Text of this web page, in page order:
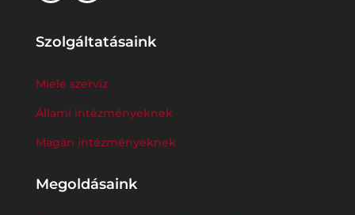
Szolgáltatásaink
Miele szerviz
Állami intézményeknek
Magán intézményeknek
Megoldásaink